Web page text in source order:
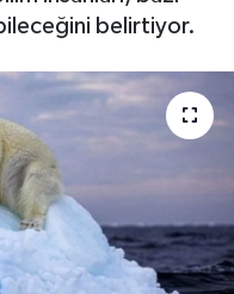
belirtiyor.